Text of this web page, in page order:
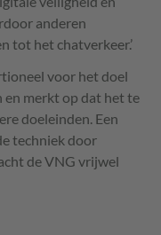
anderen
tot het chatverkeer.’
voor het doel
en merkt op dat het te
doeleinden. Een
techniek door
de VNG vrijwel